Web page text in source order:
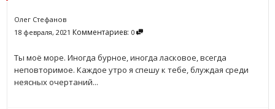
Олег Стефанов
18 февраля, 2021 Комментариев: 0
Ты моё море. Иногда бурное, иногда ласковое, всегда
неповторимое. Каждое утро я спешу к тебе, блуждая среди
неясных очертаний...